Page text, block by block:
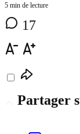
5 min de lecture
17
Partager